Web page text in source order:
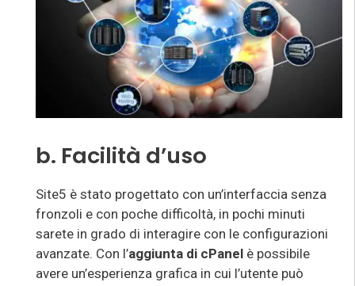
b. Facilità d’uso
Site5 è stato progettato con un’interfaccia senza
fronzoli e con poche difficoltà, in pochi minuti
sarete in grado di interagire con le configurazioni
avanzate. Con l’aggiunta di cPanel è possibile
avere un’esperienza grafica in cui l’utente può